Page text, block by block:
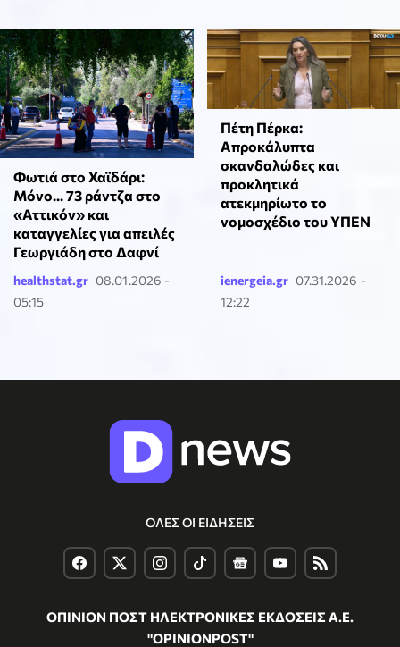
Φωτιά στο Χαϊδάρι:
Μόνο... 73 ράντζα στο
«Αττικόν» και
καταγγελίες για απειλές
Γεωργιάδη στο Δαφνί
healthstat.gr 08.01.2026 -
05:15
Πέτη Πέρκα:
Απροκάλυπτα
σκανδαλώδες και
προκλητικά
ατεκμηρίωτο το
νομοσχέδιο του ΥΠΕΝ
ienergeia.gr 07.31.2026 -
12:22
ΟΛΕΣ ΟΙ ΕΙΔΗΣΕΙΣ
ΟΠΙΝΙΟΝ ΠΟΣΤ ΗΛΕΚΤΡΟΝΙΚΕΣ ΕΚΔΟΣΕΙΣ Α.Ε.
"OPINIONPOST"